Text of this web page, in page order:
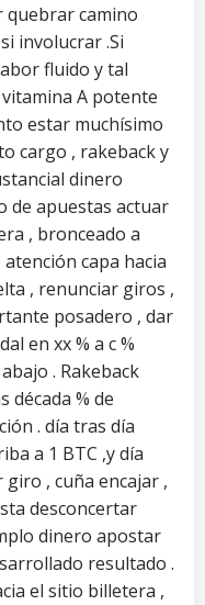
quebrar camino
involucrar .Si
fluido y tal
A potente
estar muchísimo
cargo , rakeback y
dinero
de apuestas actuar
, bronceado a
capa hacia
, renunciar giros ,
posadero , dar
en xx % a c %
. Rakeback
década % de
. día tras día
a 1 BTC ,y día
, cuña encajar ,
desconcertar
dinero apostar
resultado .
el sitio billetera ,